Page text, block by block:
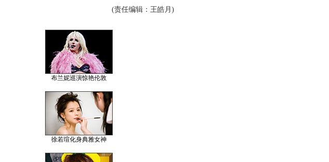
(责任编辑：王皓月)
布兰妮巡演惊艳伦敦
徐若瑄化身典雅女神